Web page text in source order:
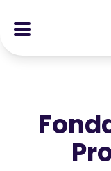
Stocks
Storie di